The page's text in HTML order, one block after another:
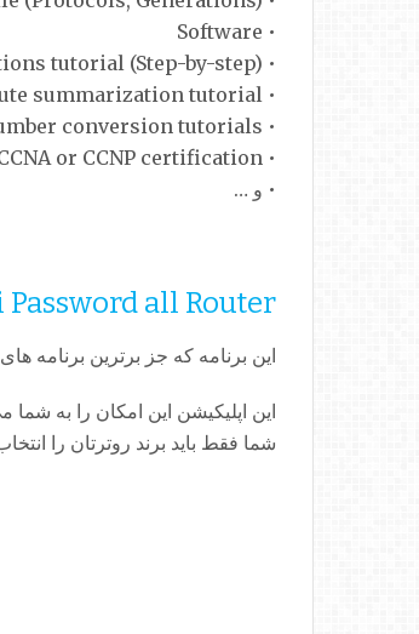
• Software
• IP subnet calculations tutorial (Step-by-step)
• Route summarization tutorial
• Number conversion tutorials
• Prepare for Cisco CCNA or CCNP certification
• و …
all Router
این برنامه که جز برترین برنامه های 2017-2016 نیز می باشد، Wifi Password all Router نام دارد.
شما فقط باید برند روترتان را